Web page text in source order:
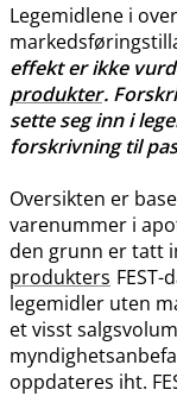
Legemidlene i
effekt er ikke
produkter.
sette seg inn i
forskrivning til
Oversikten er
varenummer i
den grunn er tatt
produkters FEST-
legemidler uten
et visst
oppdateres iht.